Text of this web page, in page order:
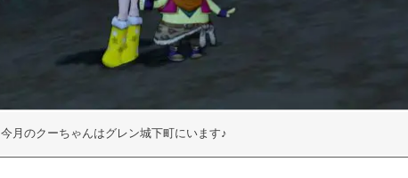
今月のクーちゃんはグレン城下町にいます♪